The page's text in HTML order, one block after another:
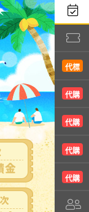
代標
代購
代購
代購
代購
商品抵台
下，使用空運會